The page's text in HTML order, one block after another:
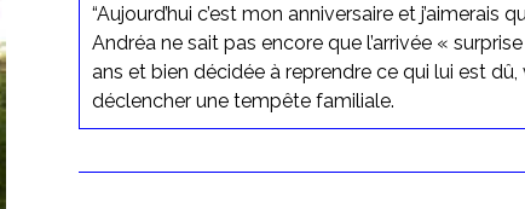
“Aujourd’hui c’est mon anniversaire et j’aimerais
Andréa ne sait pas encore que l’arrivée «
ans et bien décidée à reprendre ce qui lui est
déclencher une tempête familiale.